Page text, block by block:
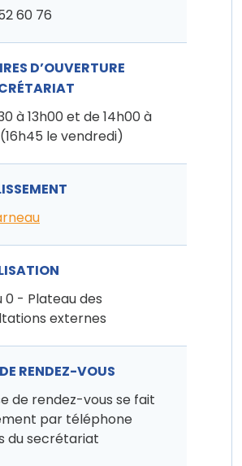
60 76
D’OUVERTURE
à 13h00 et de 14h00 à
(16h45 le vendredi)
0 - Plateau des
externes
DE RENDEZ-VOUS
de rendez-vous se fait
par téléphone
du secrétariat